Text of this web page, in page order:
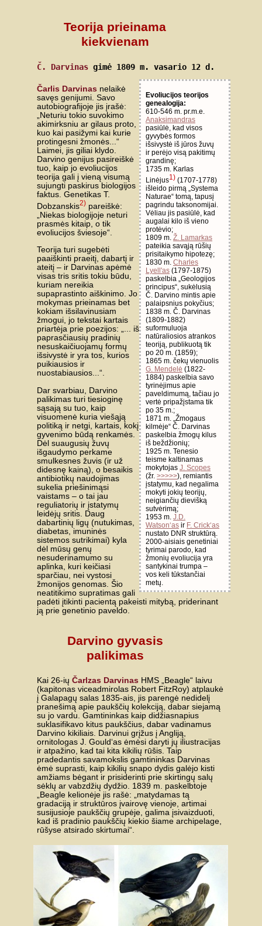
Teorija prieinama
kiekvienam
Č. Darvinas gimė 1809 m. vasario 12 d.
Evoliucijos teorijos
genealogija:
610-546 m. pr.m.e.
Anaksimandras
pasiūlė, kad visos
gyvybės formos
išsivystė iš jūros žuvų
ir perėjo visą pakitimų
grandinę;
1735 m. Karlas
Linėjus1) (1707-1778)
išleido pirmą „Systema
Naturae“ tomą, tapusį
pagrindu taksonomijai.
Vėliau jis pasiūlė, kad
augalai kilo iš vieno
protėvio;
1809 m. Ž. Lamarkas
pateikia savąją rūšių
prisitaikymo hipotezę;
1830 m. Charles
Lyell'as (1797-1875)
paskelbia „Geologijos
principus“, sukėlusią
Č. Darvino mintis apie
palaipsnius pokyčius;
1838 m. Č. Darvinas
(1809-1882)
suformuluoja
natūraliosios atrankos
teoriją, publikuotą tik
po 20 m. (1859);
1865 m. čekų vienuolis
G. Mendelė (1822-
1884) paskelbia savo
tyrinėjimus apie
paveldimumą, tačiau jo
vertė pripažįstama tik
po 35 m.;
1871 m. „Žmogaus
kilmėje“ Č. Darvinas
paskelbia žmogų kilus
iš beždžionių;
1925 m. Tenesio
teisme kaltinamas
mokytojas J. Scopes
(žr. >>>>>), remiantis
įstatymu, kad negalima
mokyti jokių teorijų,
neigiančių dievišką
sutvėrimą;
1953 m. J.D.
Watson‘as ir F. Crick‘as
nustato DNR struktūrą.
2000-aisiais genetiniai
tyrimai parodo, kad
žmonių evoliucija yra
santykinai trumpa –
vos keli tūkstančiai
metų.
Čarlis Darvinas nelaikė
savęs genijumi. Savo
autobiografijoje jis įrašė:
„Neturiu tokio suvokimo
akimirksniu ar gilaus proto,
kuo kai pasižymi kai kurie
protingesni žmonės...“
Laimei, jis giliai klydo.
Darvino genijus pasireiškė
tuo, kaip jo evoliucijos
teorija gali į vieną visumą
sujungti paskirus biologijos
faktus. Genetikas T.
Dobzanskis2) pareiškė:
„Niekas biologijoje neturi
prasmės kitaip, o tik
evoliucijos šviesoje“.
Teorija turi sugebėti
paaiškinti praeitį, dabartį ir
ateitį – ir Darvinas apėmė
visas tris sritis tokiu būdu,
kuriam nereikia
supaprastinto aiškinimo. Jo
mokymas prieinamas bet
kokiam išsilavinusiam
žmogui, jo tekstai kartais
priartėja prie poezijos: „... iš
paprasčiausių pradinių
nesuskaičiuojamų formų
išsivystė ir yra tos, kurios
puikiausios ir
nuostabiausios...“.
Dar svarbiau, Darvino
palikimas turi tiesioginę
sąsają su tuo, kaip
visuomenė kuria viešąją
politiką ir netgi, kartais, kokį
gyvenimo būdą renkamės.
Dėl suaugusių žuvų
išgaudymo perkame
smulkesnes žuvis (ir už
didesnę kainą), o besaikis
antibiotikų naudojimas
sukelia priešinimąsi
vaistams – o tai jau
reguliatorių ir įstatymų
leidėjų sritis. Daug
dabartinių ligų (nutukimas,
diabetas, imuninės
sistemos sutrikimai) kyla
dėl mūsų genų
nesuderinamumo su
aplinka, kuri keičiasi
sparčiau, nei vystosi
žmonijos genomas. Šio
neatitikimo supratimas gali
padėti įtikinti pacientą pakeisti mitybą, priderinant
ją prie genetinio paveldo.
Darvino gyvasis
palikimas
Kai 26-ių Čarlzas Darvinas HMS „Beagle“ laivu
(kapitonas viceadmirolas Robert FitzRoy) atplaukė
į Galapagų salas 1835-ais, jis parengė nedidelį
pranešimą apie paukščių kolekciją, dabar siejamą
su jo vardu. Gamtininkas kaip didžiasnapius
suklasifikavo kitus paukščius, dabar vadinamus
Darvino kikiliais. Darvinui grįžus į Angliją,
ornitologas J. Gould‘as ėmėsi daryti jų iliustracijas
ir atpažino, kad tai kita kikilių rūšis. Taip
pradedantis savamokslis gamtininkas Darvinas
ėmė suprasti, kaip kikilių snapo dydis galėjo kisti
amžiams bėgant ir prisiderinti prie skirtingų salų
sėklų ar vabzdžių dydžio. 1839 m. paskelbtoje
„Beagle kelionėje jis rašė: „matydamas tą
gradaciją ir struktūros įvairovę vienoje, artimai
susijusioje paukščių grupėje, galima įsivaizduoti,
kad iš pradinio paukščių kiekio šiame archipelage,
rūšyse atsirado skirtumai“.